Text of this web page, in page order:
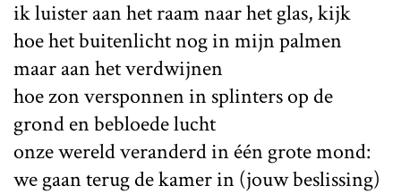
ik luister aan het raam naar het glas, kijk
hoe het buitenlicht nog in mijn palmen
maar aan het verdwijnen
hoe zon versponnen in splinters op de
grond en bebloede lucht
onze wereld veranderd in één grote mond:
we gaan terug de kamer in (jouw beslissing)